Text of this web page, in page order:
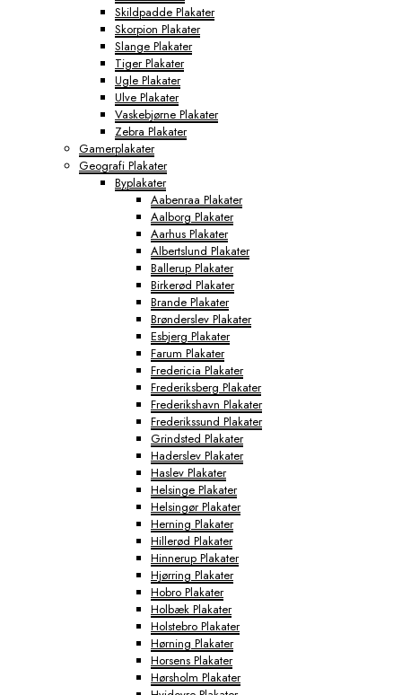
Skildpadde Plakater
Skorpion Plakater
Slange Plakater
Tiger Plakater
Ugle Plakater
Ulve Plakater
Vaskebjørne Plakater
Zebra Plakater
Gamerplakater
Geografi Plakater
Byplakater
Aabenraa Plakater
Aalborg Plakater
Aarhus Plakater
Albertslund Plakater
Ballerup Plakater
Birkerød Plakater
Brande Plakater
Brønderslev Plakater
Esbjerg Plakater
Farum Plakater
Fredericia Plakater
Frederiksberg Plakater
Frederikshavn Plakater
Frederikssund Plakater
Grindsted Plakater
Haderslev Plakater
Haslev Plakater
Helsinge Plakater
Helsingør Plakater
Herning Plakater
Hillerød Plakater
Hinnerup Plakater
Hjørring Plakater
Hobro Plakater
Holbæk Plakater
Holstebro Plakater
Hørning Plakater
Horsens Plakater
Hørsholm Plakater